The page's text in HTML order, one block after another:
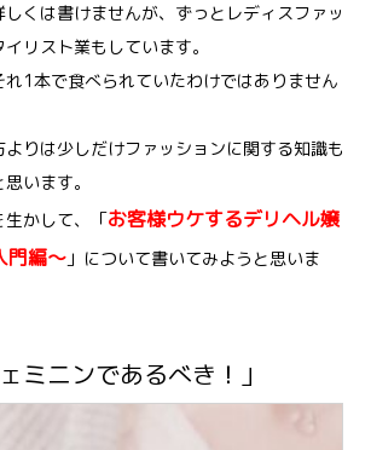
くは書けませんが、ずっとレディスファッ
リスト業もしています。
1本で食べられていたわけではありません
りは少しだけファッションに関する知識も
います。
生かして、「お客様ウケするデリヘル嬢
門編〜 」について書いてみようと思いま
ミニンであるべき！」